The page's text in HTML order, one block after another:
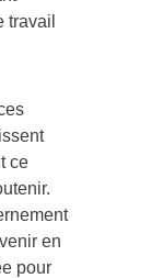
travail
ce
en
pour